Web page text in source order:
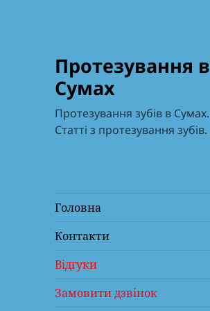
Протезування в
Сумах
Протезування зубів в Сумах.
Статті з протезування зубів.
Головна
Контакти
Відгуки
Замовити дзвінок